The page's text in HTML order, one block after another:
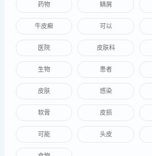
药物 鳞屑
牛皮癣 可以
医院 皮肤科
生物 患者
皮肤 感染
软膏 皮损
可能 头皮